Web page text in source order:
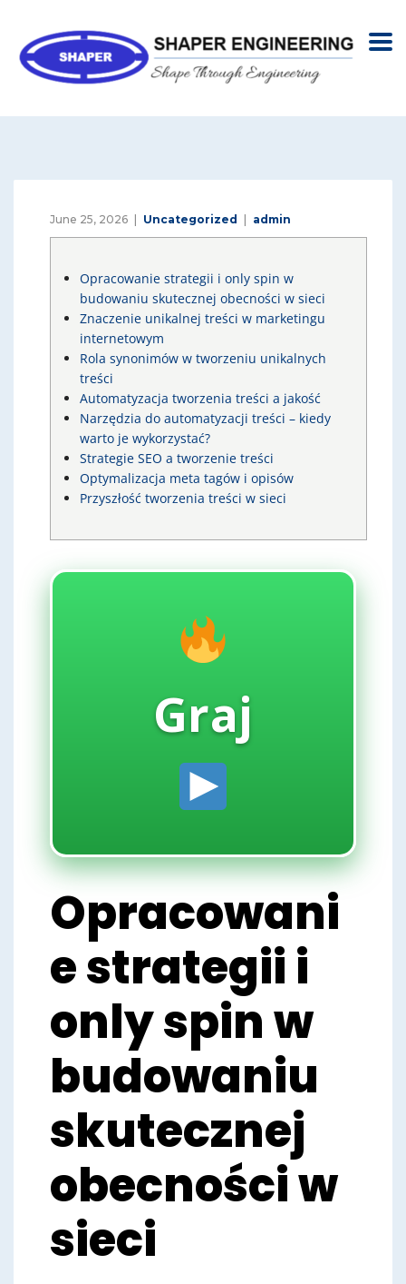
June 25, 2026 Uncategorized admin
Opracowanie strategii i only spin w
budowaniu skutecznej obecności w sieci
Znaczenie unikalnej treści w marketingu
internetowym
Rola synonimów w tworzeniu unikalnych
treści
Automatyzacja tworzenia treści a jakość
Narzędzia do automatyzacji treści – kiedy
warto je wykorzystać?
Strategie SEO a tworzenie treści
Optymalizacja meta tagów i opisów
Przyszłość tworzenia treści w sieci
Graj
Opracowani
e strategii i
only spin w
budowaniu
skutecznej
obecności w
sieci